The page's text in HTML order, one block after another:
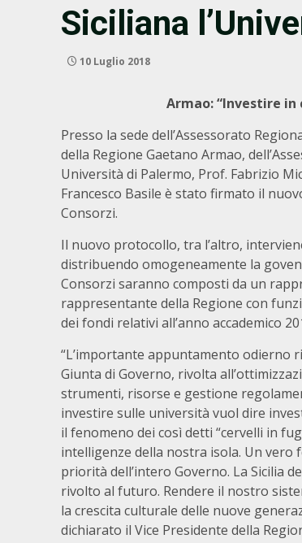
Siciliana
10 Luglio 2018
Armao: “Investire in
Presso la sede dell’Assessorato
della Regione Gaetano Armao,
Università di Palermo, Prof. Fabrizio
Francesco Basile è stato firmato il
Consorzi.
Il nuovo protocollo, tra l’altro,
distribuendo omogeneamente la
Consorzi saranno composti da un
rappresentante della Regione con
dei fondi relativi all’anno accademico
“L’importante appuntamento odierno
Giunta di Governo, rivolta
strumenti, risorse e gestione
investire sulle università vuol dire
il fenomeno dei così detti “cervelli in
intelligenze della nostra isola. Un
priorità dell’intero Governo. La Sicilia
rivolto al futuro. Rendere il nostro
la crescita culturale delle nuove
dichiarato il Vice Presidente della